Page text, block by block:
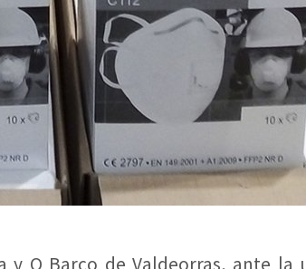
y O Barco de Valdeorras, ante la